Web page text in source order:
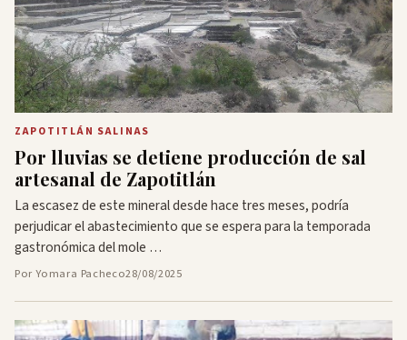
ZAPOTITLÁN SALINAS
Por lluvias se detiene producción de sal
artesanal de Zapotitlán
La escasez de este mineral desde hace tres meses, podría
perjudicar el abastecimiento que se espera para la temporada
gastronómica del mole …
Por Yomara Pacheco28/08/2025